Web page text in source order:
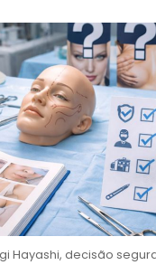
Hayashi, decisão